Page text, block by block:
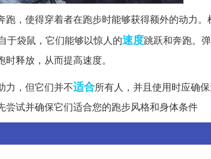
，使得穿着者在跑步时能够获得额外的动力
于袋鼠，它们能够以惊人的速度跳跃和奔跑。
释放，从而提高速度。
力，但它们并不适合所有人，并且使用时应确
试并确保它们适合您的跑步风格和身体条件